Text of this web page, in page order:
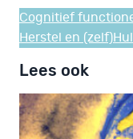
Cognitief
Herstel en
Lees ook